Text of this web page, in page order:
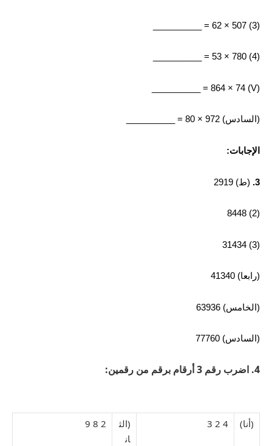
(3) 507 × 62 = __________
(4) 780 × 53 = __________
(V) 864 × 74 = __________
(السادس) 972 × 80 = __________
الإجابات:
3. (ط) 2919
(2) 8448
(3) 31434
(رابعا) 41340
(الخامس) 63936
(السادس) 77760
4. اضرب رقم 3 أرقام برقم من رقمين:
(أنا) 4 2 3
(الث
ان
2 8 9